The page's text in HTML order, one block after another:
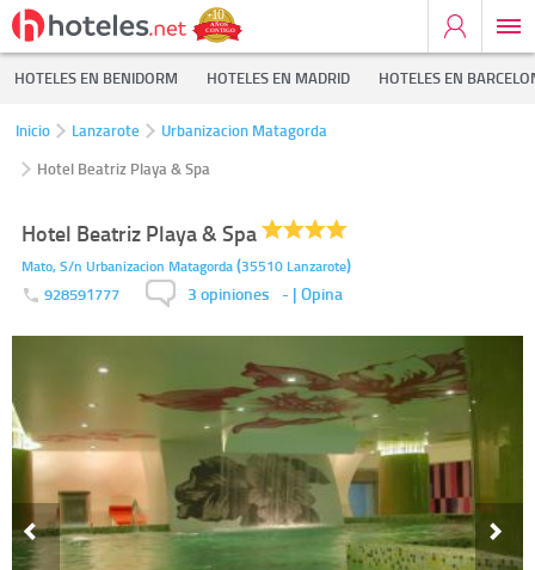
HOTELES EN BENIDORM HOTELES EN MADRID HOTELES EN
Inicio Lanzarote
Urbanizacion Matagorda
Hotel Beatriz Playa & Spa
Hotel Beatriz Playa & Spa
Mato, S/n Urbanizacion Matagorda(35510 Lanzarote)
928591777 3 opiniones - | Opina